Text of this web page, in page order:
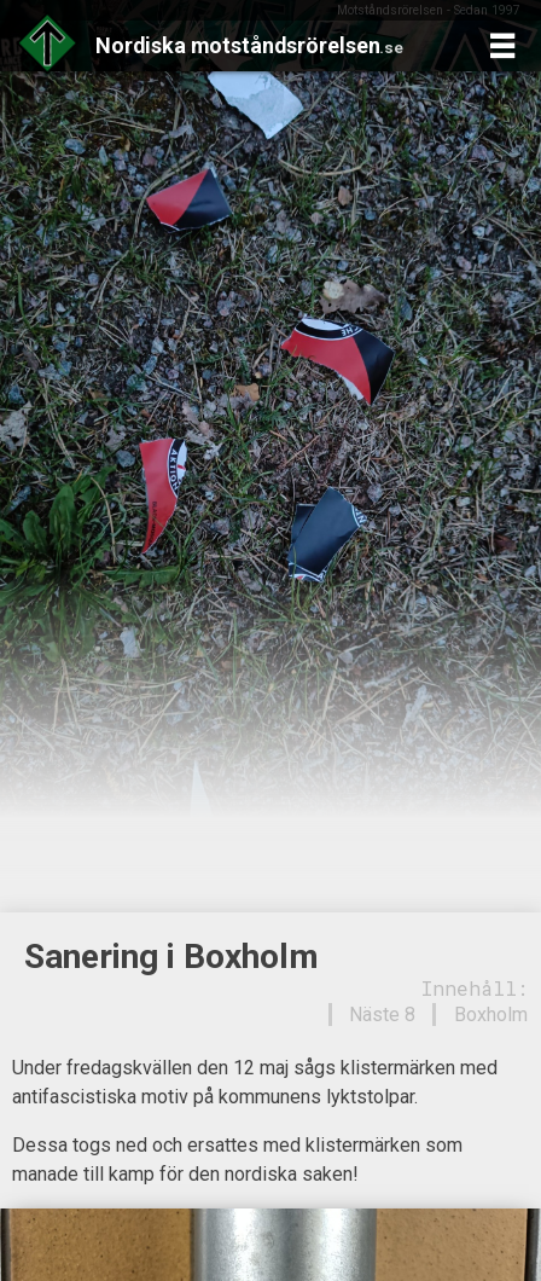
Motståndsrörelsen - Sedan 1997
Nordiska motståndsrörelsen.se
Skip
to
content
Sanering i Boxholm
Innehåll:
Boxholm
Näste 8
Under fredagskvällen den 12 maj sågs klistermärken med
antifascistiska motiv på kommunens lyktstolpar.
Dessa togs ned och ersattes med klistermärken som
manade till kamp för den nordiska saken!